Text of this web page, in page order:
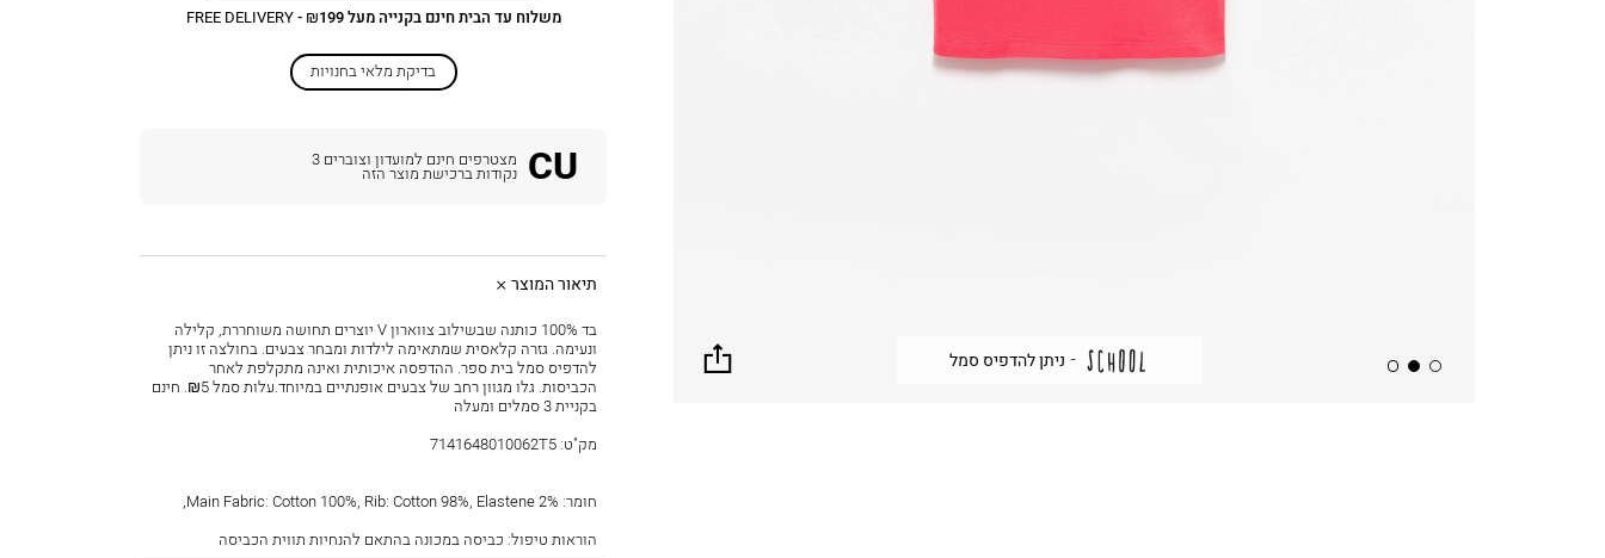
שתף ניתן להדפיס סמל
משלוח עד הבית חינם בקנייה מעל ₪199 - FREE DELIVERY
בדיקת מלאי בחנויות
CU מצטרפים חינם למועדון וצוברים 3
נקודות ברכישת מוצר הזה
תיאור המוצר
בד 100% כותנה שבשילוב צווארון V יוצרים תחושה משוחררת, קלילה
ונעימה. גזרה קלאסית שמתאימה לילדות ומבחר צבעים. בחולצה זו ניתן
להדפיס סמל בית ספר. ההדפסה איכותית ואינה מתקלפת לאחר
הכביסות. גלו מגוון רחב של צבעים אופנתיים במיוחד.עלות סמל ₪5. חינם
בקניית 3 סמלים ומעלה
מק"ט: 7141648010062T5
חומר: Main Fabric: Cotton 100%, Rib: Cotton 98%, Elastene 2%,
הוראות טיפול: כביסה במכונה בהתאם להנחיות תווית הכביסה7141648010062T5